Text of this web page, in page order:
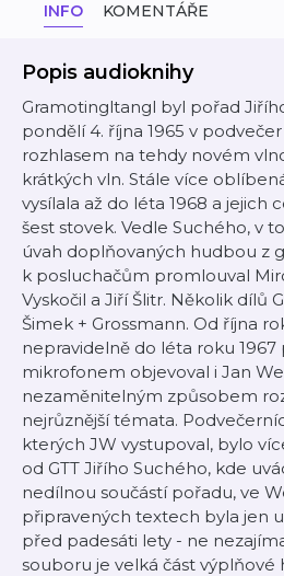
INFO KOMENTÁŘE
Popis audioknihy
Gramotingltangl byl pořad
pondělí 4. října 1965 v
rozhlasem na tehdy novém
krátkých vln. Stále více
vysílala až do léta 1968 a jejich
šest stovek. Vedle Suchého, v
úvah doplňovaných hudbou z
k posluchačům promlouval
Vyskočil a Jiří Šlitr. Několik dílů
Šimek + Grossmann. Od října
nepravidelně do léta roku
mikrofonem objevoval i Jan
nezaměnitelným způsobem
nejrůznější témata.
kterých JW vystupoval, bylo
od GTT Jiřího Suchého, kde
nedílnou součástí pořadu, ve
připravených textech byla jen
před padesáti lety - ne
souboru je velká část výplňové